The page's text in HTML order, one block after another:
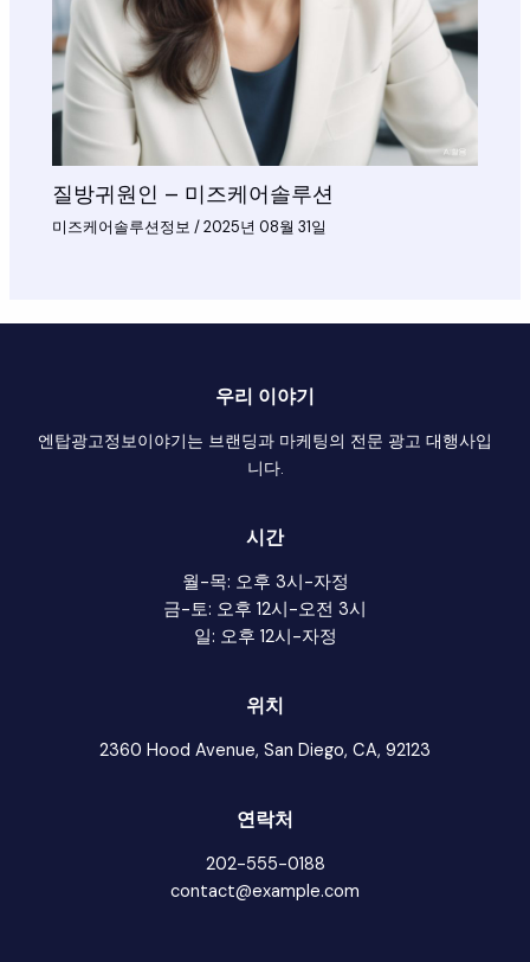
질방귀원인 – 미즈케어솔루션
미즈케어솔루션정보 /2025년 08월 31일
우리 이야기
엔탑광고정보이야기는 브랜딩과 마케팅의 전문 광고 대행사입
니다.
시간
월-목: 오후 3시-자정
금-토: 오후 12시-오전 3시
일: 오후 12시-자정
위치
2360 Hood Avenue, San Diego, CA, 92123
연락처
202-555-0188
contact@example.com